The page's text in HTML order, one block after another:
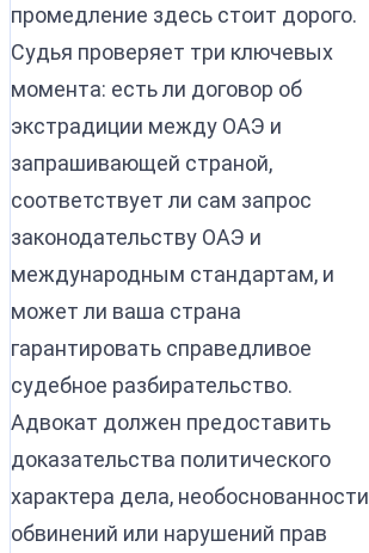
промедление здесь стоит дорого.
Судья проверяет три ключевых
момента: есть ли договор об
экстрадиции между ОАЭ и
запрашивающей страной,
соответствует ли сам запрос
законодательству ОАЭ и
международным стандартам, и
может ли ваша страна
гарантировать справедливое
судебное разбирательство.
Адвокат должен предоставить
доказательства политического
характера дела, необоснованности
обвинений или нарушений прав